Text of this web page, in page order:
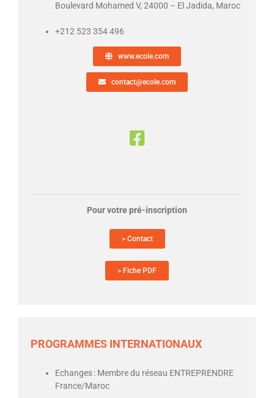
Boulevard Mohamed V, 24000 – El Jadida, Maroc
+212 523 354 496
www.ecole.com
contact@ecole.com
Pour votre pré-inscription
> Contact
> Fiche PDF
PROGRAMMES INTERNATIONAUX
Echanges: Membre du réseau ENTREPRENDRE
France/Maroc